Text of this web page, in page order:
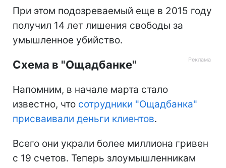
При этом подозреваемый еще в 2015 году
получил 14 лет лишения свободы за
умышленное убийство.
Схема в "Ощадбанке"
Напомним, в начале марта стало
известно, что сотрудники "Ощадбанка"
присваивали деньги клиентов.
Всего они украли более миллиона гривен
с 19 счетов. Теперь злоумышленникам